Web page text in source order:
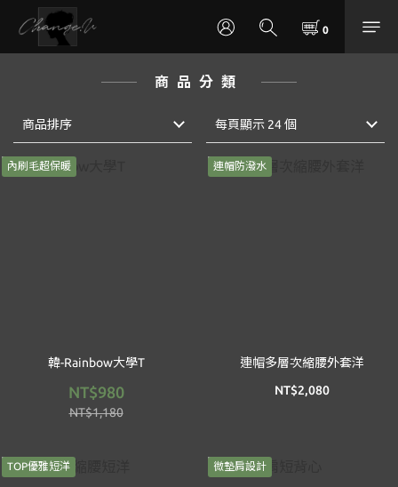
商品分類
商品排序 每頁顯示 24 個
內刷毛超保暖
韓-Rainbow大學T
NT$980
NT$1,180
連帽防潑水
連帽多層次縮腰外套洋
NT$2,080
TOP優雅短洋 微墊肩設計